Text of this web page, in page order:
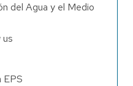
del Agua y el Medio
EPS